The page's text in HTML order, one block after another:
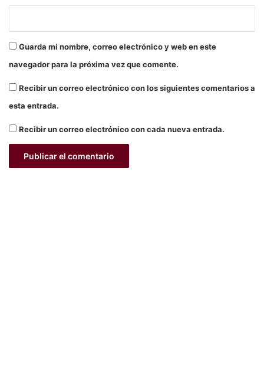
I
é
s
o
a
s
u
n
Guarda mi nombre, correo electrónico y web en este
navegador para la próxima vez que comente.
Recibir un correo electrónico con los siguientes comentarios a
esta entrada.
Recibir un correo electrónico con cada nueva entrada.